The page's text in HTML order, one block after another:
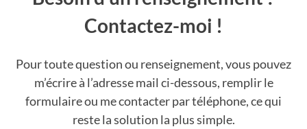
Contactez-moi !
Pour toute question ou renseignement, vous pouvez
m’écrire à l’adresse mail ci-dessous, remplir le
formulaire ou me contacter par téléphone, ce qui
reste la solution la plus simple.